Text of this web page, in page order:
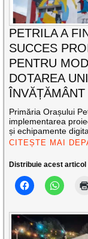
PETRILA A
SUCCES
PENTRU
DOTAREA
ÎNVĂȚĂMÂNT
Primăria Orașului
implementarea
și echipamente
CITEȘTE MAI
Distribuie acest articol